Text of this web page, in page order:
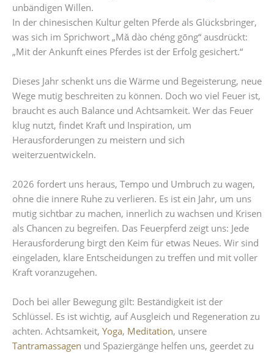
unbändigen Willen.
In der chinesischen Kultur gelten Pferde als Glücksbringer,
was sich im Sprichwort „Mǎ dào chéng gōng“ ausdrückt:
„Mit der Ankunft eines Pferdes ist der Erfolg gesichert.“
Dieses Jahr schenkt uns die Wärme und Begeisterung, neue
Wege mutig beschreiten zu können. Doch wo viel Feuer ist,
braucht es auch Balance und Achtsamkeit. Wer das Feuer
klug nutzt, findet Kraft und Inspiration, um
Herausforderungen zu meistern und sich
weiterzuentwickeln.
2026 fordert uns heraus, Tempo und Umbruch zu wagen,
ohne die innere Ruhe zu verlieren. Es ist ein Jahr, um uns
mutig sichtbar zu machen, innerlich zu wachsen und Krisen
als Chancen zu begreifen. Das Feuerpferd zeigt uns: Jede
Herausforderung birgt den Keim für etwas Neues. Wir sind
eingeladen, klare Entscheidungen zu treffen und mit voller
Kraft voranzugehen.
Doch bei aller Bewegung gilt: Beständigkeit ist der
Schlüssel. Es ist wichtig, auf Ausgleich und Regeneration zu
achten. Achtsamkeit, Yoga, Meditation, unsere
Tantramassagen und Spaziergänge helfen uns, geerdet zu